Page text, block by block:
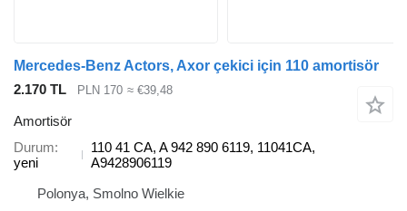
Mercedes-Benz Actors, Axor çekici için 110 amortisör
2.170 TL
PLN 170 ≈ €39,48
Amortisör
Durum
yeni
110 41 CA, A 942 890 6119, 11041CA,
A9428906119
Polonya, Smolno Wielkie